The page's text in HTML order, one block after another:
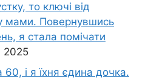
то ключі від
мами. Повернувшись
я стала помічати
2025
і я їхня єдина дочка.